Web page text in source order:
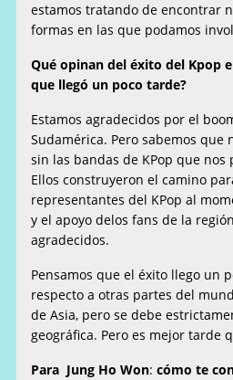
estamos tratando de encontrar
formas en las que podamos
Qué opinan del éxito del Kpop
que llegó un poco tarde?
Estamos agradecidos por el
Sudamérica. Pero sabemos
sin las bandas de KPop que nos
Ellos construyeron el camino
representantes del KPop al
y el apoyo delos fans de la
agradecidos.
Pensamos que el éxito llego un
respecto a otras partes del
de Asia, pero se debe
geográfica. Pero es mejor tarde
Para Jung Ho Won: cómo te